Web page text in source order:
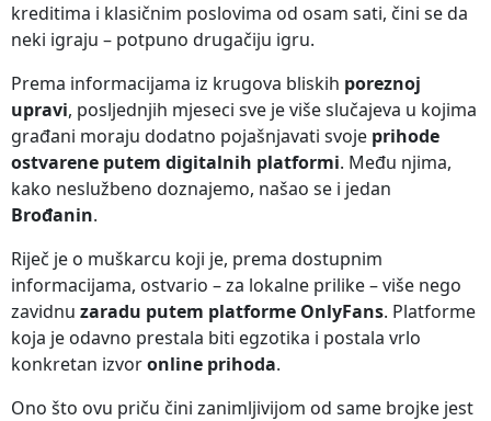
kreditima i klasičnim poslovima od osam sati, čini se da
neki igraju – potpuno drugačiju igru.
Prema informacijama iz krugova bliskih poreznoj
upravi, posljednjih mjeseci sve je više slučajeva u kojima
građani moraju dodatno pojašnjavati svoje prihode
ostvarene putem digitalnih platformi. Među njima,
kako neslužbeno doznajemo, našao se i jedan
Brođanin.
Riječ je o muškarcu koji je, prema dostupnim
informacijama, ostvario – za lokalne prilike – više nego
zavidnu zaradu putem platforme OnlyFans. Platforme
koja je odavno prestala biti egzotika i postala vrlo
konkretan izvoronline prihoda.
Ono što ovu priču čini zanimljivijom od same brojke jest